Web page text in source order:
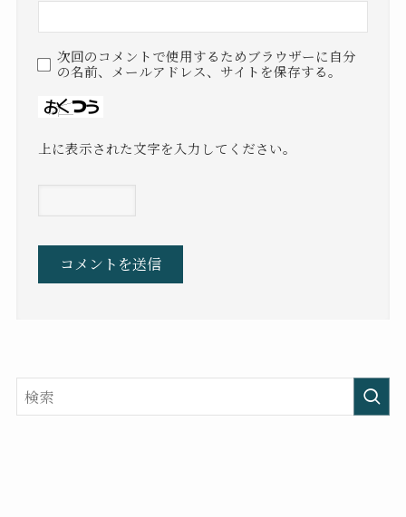
次回のコメントで使用するためブラウザーに自分
の名前、メールアドレス、サイトを保存する。
上に表示された文字を入力してください。